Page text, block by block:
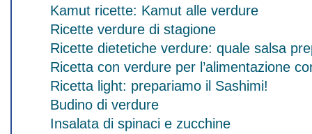
Kamut ricette: Kamut alle verdure
Ricette verdure di stagione
Ricette dietetiche verdure: quale salsa
Ricetta con verdure per l’alimentazione
Ricetta light: prepariamo il Sashimi!
Budino di verdure
Insalata di spinaci e zucchine